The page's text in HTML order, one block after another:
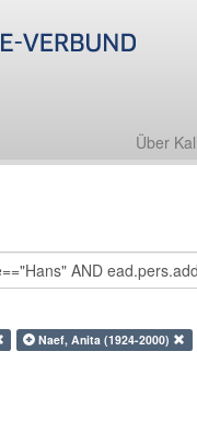
Über
Naef, Anita (1924-2000)